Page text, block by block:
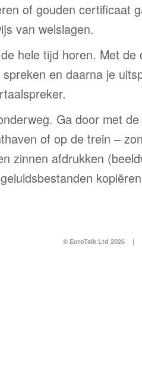
of gouden certificaat
van welslagen.
hele tijd horen. Met de
en daarna je
Ga door met
of op de trein –
zinnen afdrukken
© EuroTalk Ltd 2026 |